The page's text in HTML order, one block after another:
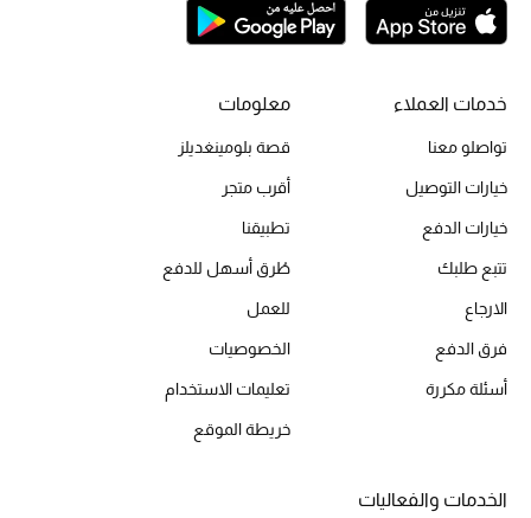
الحقائب
الحقائب النسائية
دليل ملتزمات الحقائب
خدمات العملاء
تواصلو معنا
خيارات التوصيل
خيارات الدفع
تتبع طلبك
الارجاع
فرق الدفع
أسئلة مكررة
معلومات
قصة بلومينغديلز
أقرب متجر
تطبيقنا
طُرق أسهل للدفع
للعمل
الخصوصيات
تعليمات الاستخدام
خريطة الموقع
الخدمات والفعاليات